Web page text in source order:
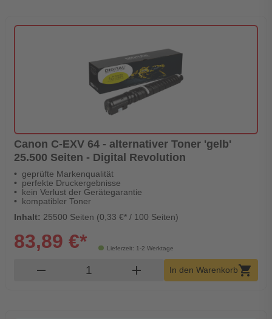
Canon C-EXV 64 - alternativer Toner 'gelb'
25.500 Seiten - Digital Revolution
geprüfte Markenqualität
perfekte Druckergebnisse
kein Verlust der Gerätegarantie
kompatibler Toner
Inhalt: 25500 Seiten (0,33 €* / 100 Seiten)
Lieferzeit: 1-2 Werktage
83,89 €*
remove Produkt Warenkorb Menge
add In den Warenkorbshopping_cart